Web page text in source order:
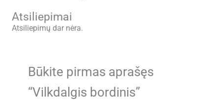
Atsiliepimai
Atsiliepimų dar nėra.
Būkite pirmas aprašęs
“Vilkdalgis bordinis”